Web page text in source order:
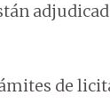
de